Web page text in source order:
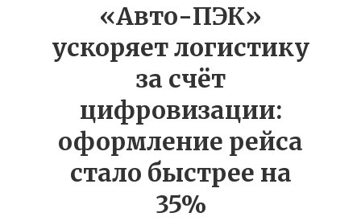
«Авто-ПЭК»
ускоряет логистику
за счёт
цифровизации:
оформление рейса
стало быстрее на
35%